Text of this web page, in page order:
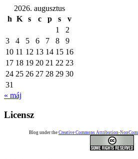
2026. augusztus
h K s c p s
v
1
2
3
4 5 6 7 8
9
10 11 12 13 14 15 16
17 18 19 20 21 22 23
24 25 26 27 28 29 30
31
« máj
Licensz
Blog under the Creative Commons Attribution-